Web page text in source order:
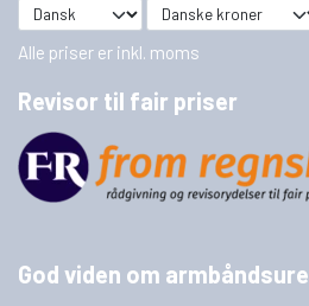
Alle priser er inkl. moms
Revisor til fair priser
God viden om armbåndsure